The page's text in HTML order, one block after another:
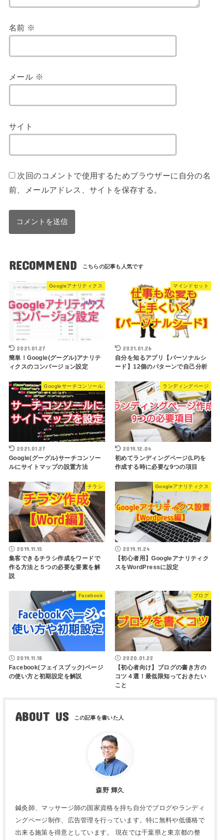
名前 ※
メール ※
サイト
次回のコメントで使用するためブラウザーに自分の名
前、メールアドレス、サイトを保存する。
RECOMMEND
Googleアナリティクス
2021.01.27
簡単！Google(グーグル)アナリテ
ィクスのコンバージョン設定
マインドセット
2021.01.26
自分を知るアプリ【パーソナルシ
ード】12個のパターンで自己分析
Googleサーチコンソール
2021.01.27
Google(グーグル)サーチコンソー
ルにサイトマップの設置方法
ランディングページ
2019.12.04
初めてランディングページ(LP)を
作成する時に必要な9つの項目
チラシ
2019.11.15
集客できるチラシ作成をワードで
作る方法と５つの必要な要素を解
説
Googleアナリティクス
2019.11.24
【初心者用】Googleアナリティク
スをWordPressに設定
Facebook
2019.11.18
Facebook(フェイスブック)ページ
の使い方と初期設定を解説
ブログ
2020.01.22
【初心者向け】ブログの書き方の
コツ４選！最低限知っておきたい
こと
ABOUT US
森野 輝久
鍼灸師、マッサージ師の国家資格を持ち自分でブログやランディ
ングページ制作、広告管理を行っています。特に無料や低価格で
出来る施策を得意としています。 現在では千葉県と東京都の整